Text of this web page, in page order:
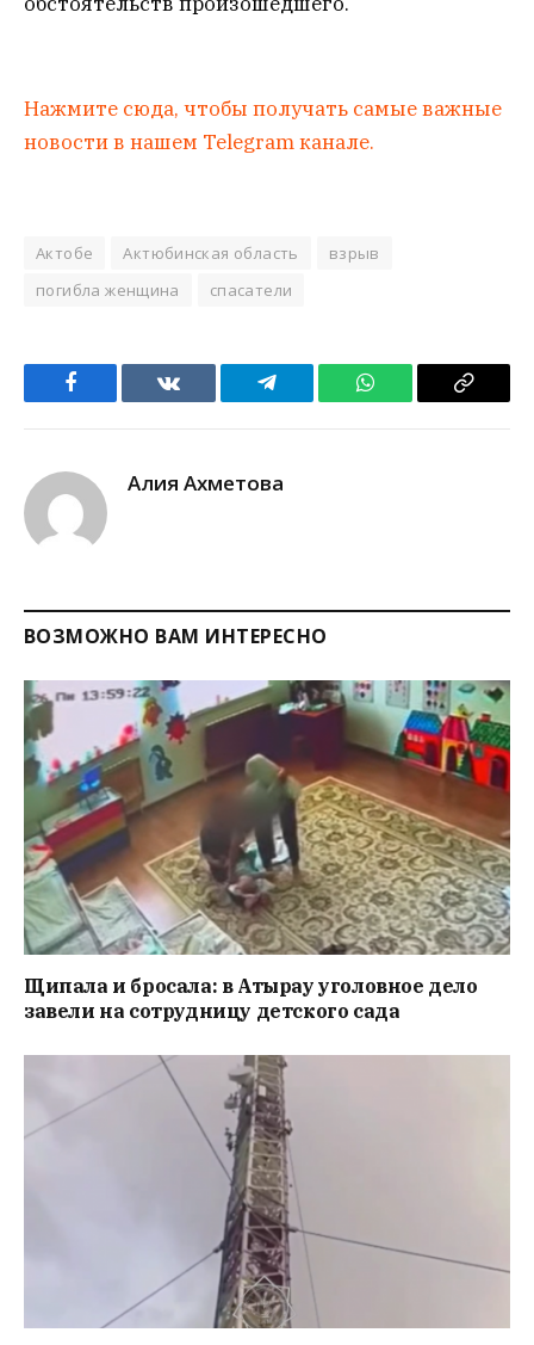
Нажмите сюда, чтобы получать самые важные
новости в нашем Telegram канале.
Актобе Актюбинская область
взрыв
погибла женщина
спасатели
Facebook VKontakteTelegram WhatsApp Copy
Алия Ахметова
ВОЗМОЖНО ВАМ ИНТЕРЕСНО
Щипала и бросала: в Атырау уголовное дело
завели на сотрудницу детского сада